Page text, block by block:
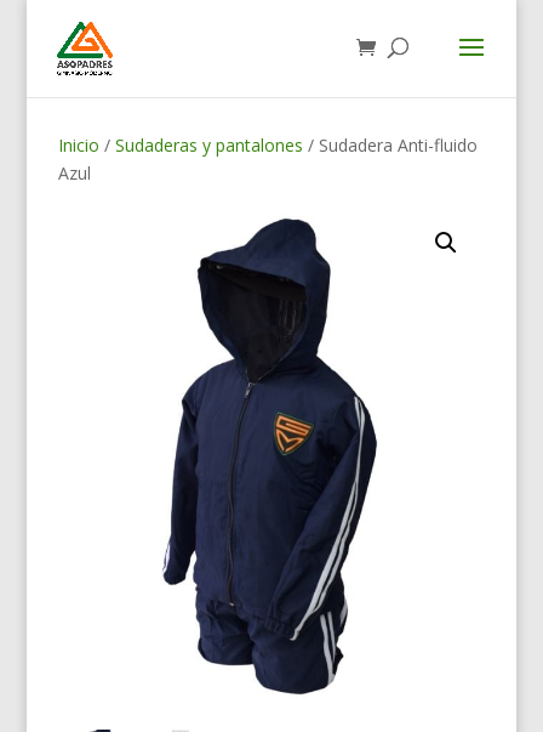
Inicio /Sudaderas y pantalones / Sudadera Anti-fluido
Azul